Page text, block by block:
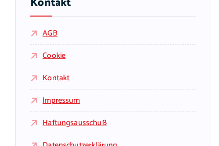
AGB
Cookie
Kontakt
Impressum
Haftungsausschuß